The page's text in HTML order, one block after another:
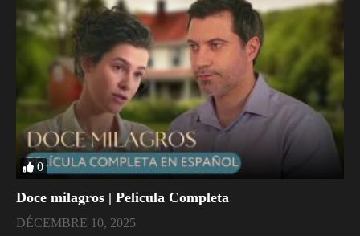
0
Doce milagros | Pelicula Completa
DÉCEMBRE 10, 2025